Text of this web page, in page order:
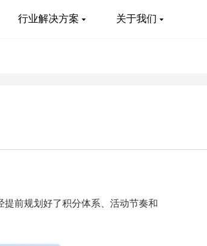
行业解决方案 关于我们
提前规划好了积分体系、活动节奏和